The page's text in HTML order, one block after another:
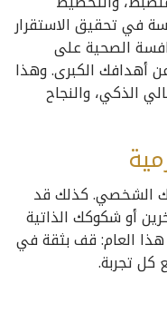
في تحقيق الاستقرار
الصحية على
أهدافك الكبرى. وهذا
الذكي، والنجاح
الشخصي. كذلك قد
أو شكوكك الذاتية
العام: قف بثقة في
كل تجربة.